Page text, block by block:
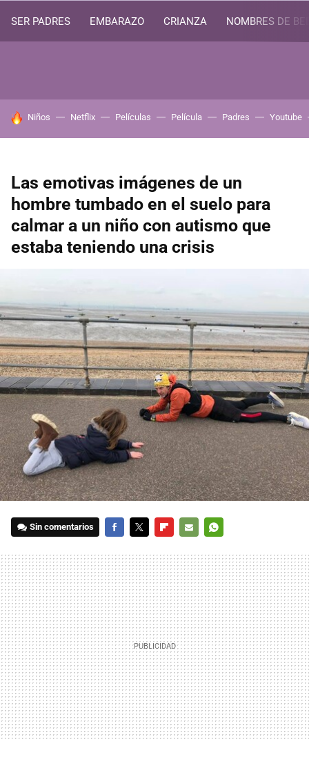
SER PADRES EMBARAZO CRIANZA NOMBRES DE
HOY SE HABLA DE
Niños Netflix Películas Película Padres Youtube
Las emotivas imágenes de un
hombre tumbado en el suelo para
calmar a un niño con autismo que
estaba teniendo una crisis
Sin comentarios
MAIL